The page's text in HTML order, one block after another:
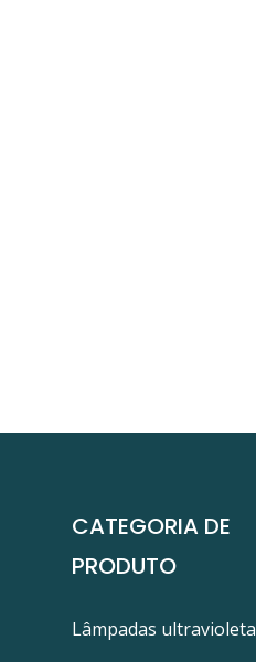
CATEGORIA DE
PRODUTO
Lâmpadas ultravioleta